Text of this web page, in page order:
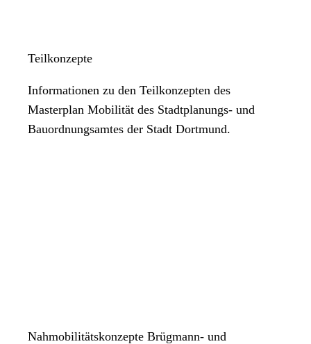
Teilkonzepte
Informationen zu den Teilkonzepten des
Masterplan Mobilität des Stadtplanungs- und
Bauordnungsamtes der Stadt Dortmund.
Nahmobilitätskonzepte Brügmann- und